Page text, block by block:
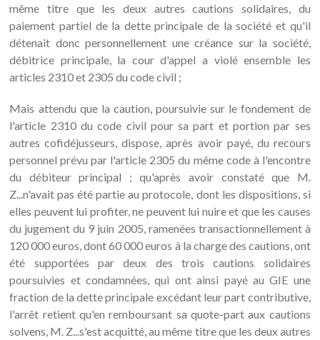
même titre que les deux autres cautions solidaires, du
paiement partiel de la dette principale de la société et qu'il
détenait donc personnellement une créance sur la société,
débitrice principale, la cour d'appel a violé ensemble les
articles 2310 et 2305 du code civil ;
Mais attendu que la caution, poursuivie sur le fondement de
l'article 2310 du code civil pour sa part et portion par ses
autres cofidéjusseurs, dispose, après avoir payé, du recours
personnel prévu par l'article 2305 du même code à l'encontre
du débiteur principal ; qu'après avoir constaté que M.
Z...n'avait pas été partie au protocole, dont les dispositions, si
elles peuvent lui profiter, ne peuvent lui nuire et que les causes
du jugement du 9 juin 2005, ramenées transactionnellement à
120 000 euros, dont 60 000 euros à la charge des cautions, ont
été supportées par deux des trois cautions solidaires
poursuivies et condamnées, qui ont ainsi payé au GIE une
fraction de la dette principale excédant leur part contributive,
l'arrêt retient qu'en remboursant sa quote-part aux cautions
solvens, M. Z...s'est acquitté, au même titre que les deux autres